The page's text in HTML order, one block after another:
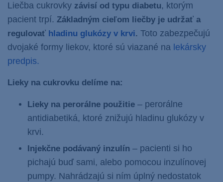
Liečba cukrovky závisí od typu diabetu, ktorým
pacient trpí. Základným cieľom liečby je udržať a
regulovať hladinu glukózy v krvi. Toto zabezpečujú
dvojaké formy liekov, ktoré sú viazané na lekársky
predpis.
Lieky na cukrovku delíme na:
Lieky na perorálne použitie – perorálne
antidiabetiká, ktoré znižujú hladinu glukózy v
krvi.
Injekčne podávaný inzulín – pacienti si ho
pichajú buď sami, alebo pomocou inzulínovej
pumpy. Nahrádzajú si ním úplný nedostatok